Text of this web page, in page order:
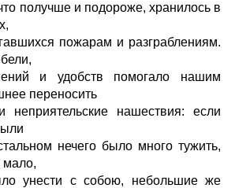
получше и подороже, хранилось в
пожарам и разграблениям.
и удобств помогало нашим
переносить
нашествия: если
нечего было много тужить,
мало,
унести с собою, небольшие же